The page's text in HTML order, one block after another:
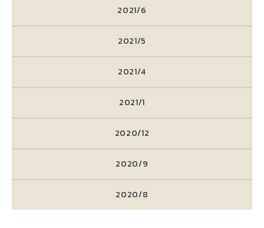
2021/6
2021/5
2021/4
2021/1
2020/12
2020/9
2020/8